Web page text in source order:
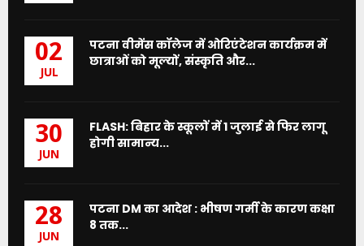
02
JUL
पटना वीमेंस कॉलेज में ओरिएंटेशन कार्यक्रम में
छात्राओं को मूल्यों, संस्कृति और...
30
JUN
FLASH: बिहार के स्कूलों में 1 जुलाई से फिर लागू
होगी सामान्य...
28
JUN
पटना DM का आदेश : भीषण गर्मी के कारण कक्षा
8 तक...